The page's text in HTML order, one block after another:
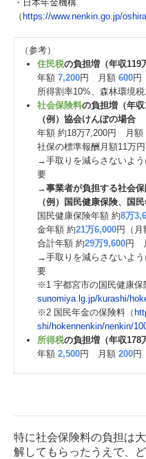
・日本年金機構
（ https://www.nenkin.go.jp/
（参考）
住民税の負担増（年収119
年額 7,200円 月額 600円
所得割率10%、森林環境税
社会保険料の負担増（年収
（例）協会けんぽの場合
年額 約18万7,200円 月額
社保の標準報酬月額11万
→手取りを減らさないよ
要
→事業者が負担する社会保
（例）国民健康保険、国
国民健康保険年額 約8万
金年額 約21万6,000円（月
合計年額 約29万9,600円
→手取りを減らさないよ
要
※1 宇都宮市の国民健康保
sunomiya.lg.jp/kurashi/
※2 国民年金の保険料（
shi/hokennenkin/nenkin/
所得税の負担増（年収178
年額 2,500円 月額 200円
特に社会保険料の負担は
解してもらったうえで、